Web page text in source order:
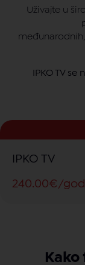
Uživajte u
IPKO TV se
IPKO TV
240.00€/